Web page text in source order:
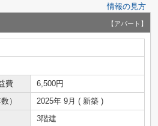
情報の見方
【アパート】
費
6,500円
）
2025年 9月 ( 新築 )
3階建